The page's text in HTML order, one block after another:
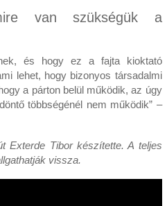
van szükségük a
és hogy ez a fajta kioktató
lehet, hogy bizonyos társadalmi
a párton belül működik, az úgy
többségénél nem működik” –
Exterde Tibor készítette. A teljes
vissza.